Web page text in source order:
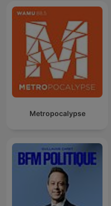
Metropocalypse